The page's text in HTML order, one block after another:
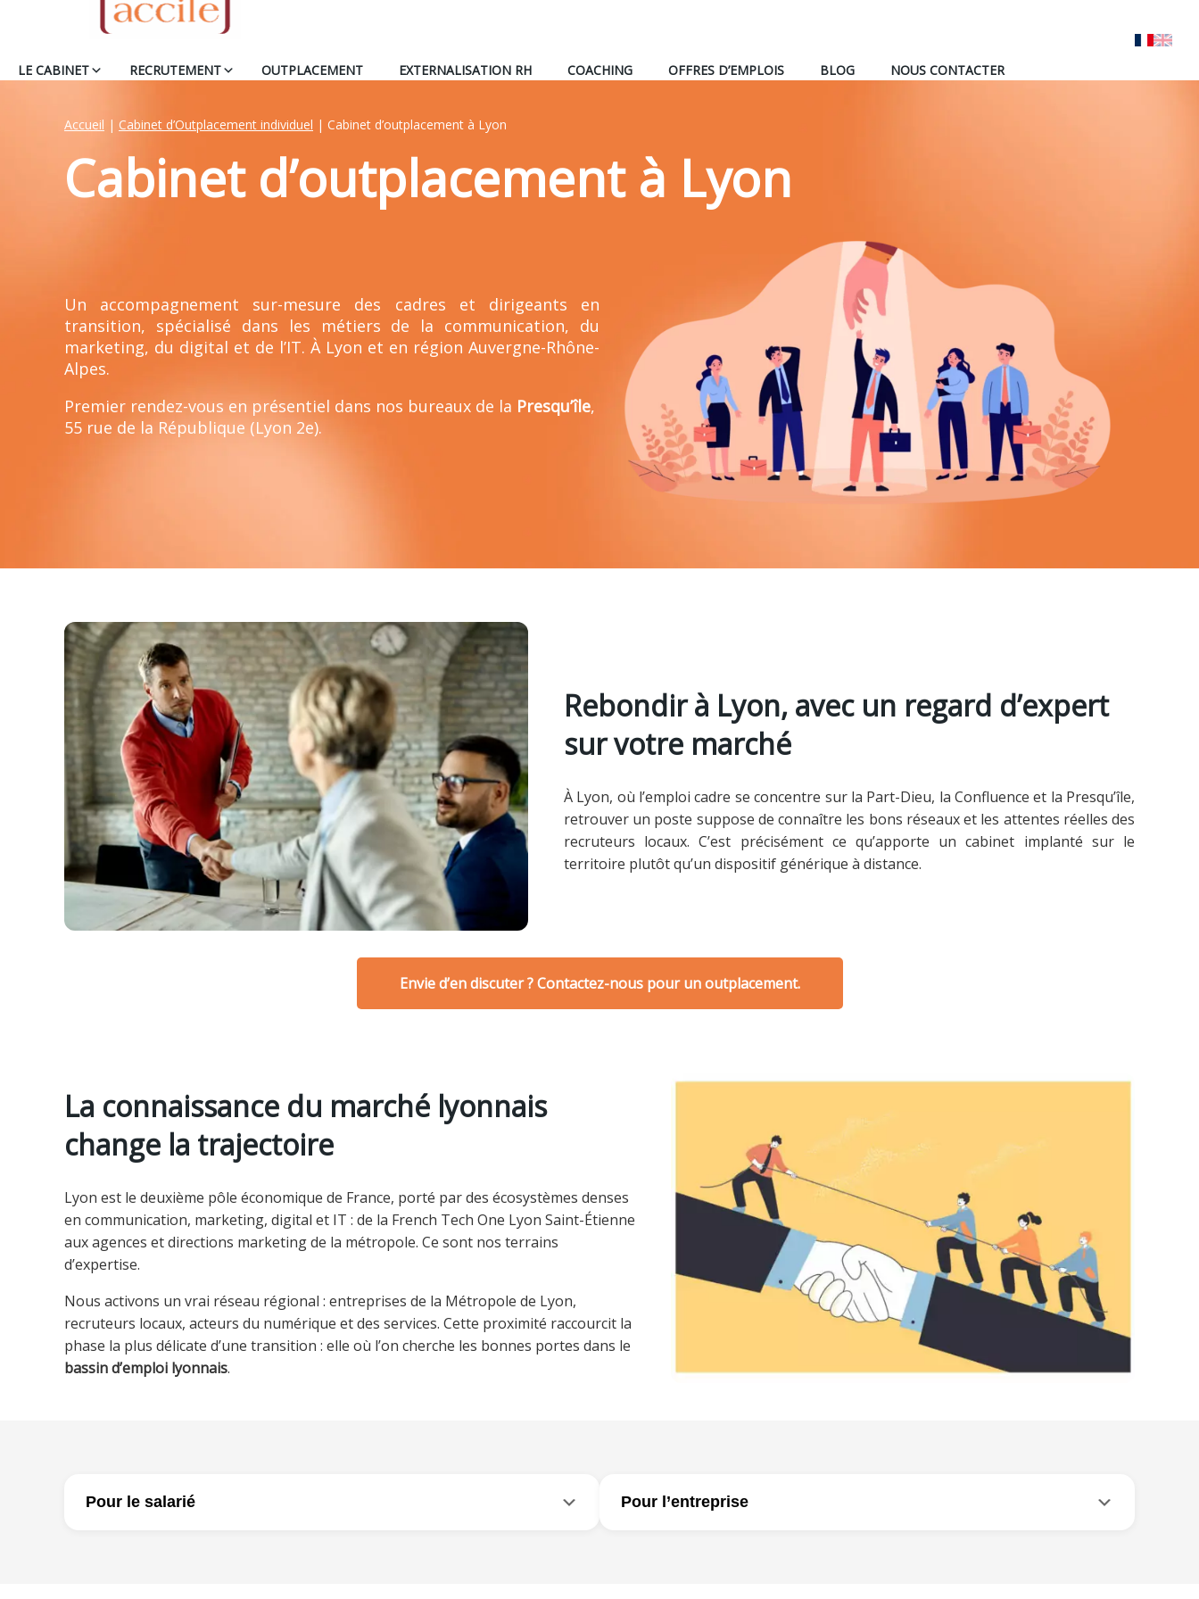
LE CABINET RECRUTEMENT OUTPLACEMENT EXTERNALISATION RH COACHING OFFRES D’EMPLOIS BLOG NOUS CONTACTER
Accueil | Cabinet d’Outplacement individuel | Cabinet d’outplacement à Lyon
Cabinet d’outplacement à Lyon
Un accompagnement sur-mesure des cadres et dirigeants en
transition, spécialisé dans les métiers de la communication, du
marketing, du digital et de l’IT. À Lyon et en région Auvergne-Rhône-
Alpes.
Premier rendez-vous en présentiel dans nos bureaux de la Presqu’île,
55 rue de la République (Lyon 2e).
Rebondir à Lyon, avec un regard d’expert
sur votre marché
À Lyon, où l’emploi cadre se concentre sur la Part-Dieu, la Confluence et la Presqu’île,
retrouver un poste suppose de connaître les bons réseaux et les attentes réelles des
recruteurs locaux. C’est précisément ce qu’apporte un cabinet implanté sur le
territoire plutôt qu’un dispositif générique à distance.
Envie d’en discuter ? Contactez-nous pour un outplacement.
La connaissance du marché lyonnais
change la trajectoire
Lyon est le deuxième pôle économique de France, porté par des écosystèmes denses
en communication, marketing, digital et IT : de la French Tech One Lyon Saint-Étienne
aux agences et directions marketing de la métropole. Ce sont nos terrains
d’expertise.
Nous activons un vrai réseau régional : entreprises de la Métropole de Lyon,
recruteurs locaux, acteurs du numérique et des services. Cette proximité raccourcit la
phase la plus délicate d’une transition : elle où l’on cherche les bonnes portes dans le
bassin d’emploi lyonnais.
Pour le salarié Pour l’entreprise